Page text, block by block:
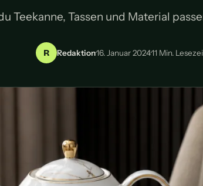
Teekanne, Tassen und Material
R Redaktion·16. Januar 2024·11 Min.